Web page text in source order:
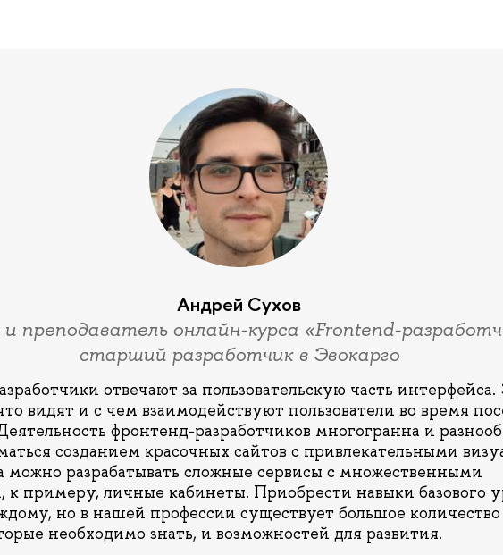
Андрей Сухов
преподаватель онлайн-курса «Frontend-
старший разработчик в Эвокарго
отвечают за пользовательскую часть интерфейса.
видят и с чем взаимодействуют пользователи во время
фронтенд-разработчиков многогранна и
созданием красочных сайтов с привлекательными
можно разрабатывать сложные сервисы с множественными
к примеру, личные кабинеты. Приобрести навыки базового
но в нашей профессии существует большое
необходимо знать, и возможностей для развития.